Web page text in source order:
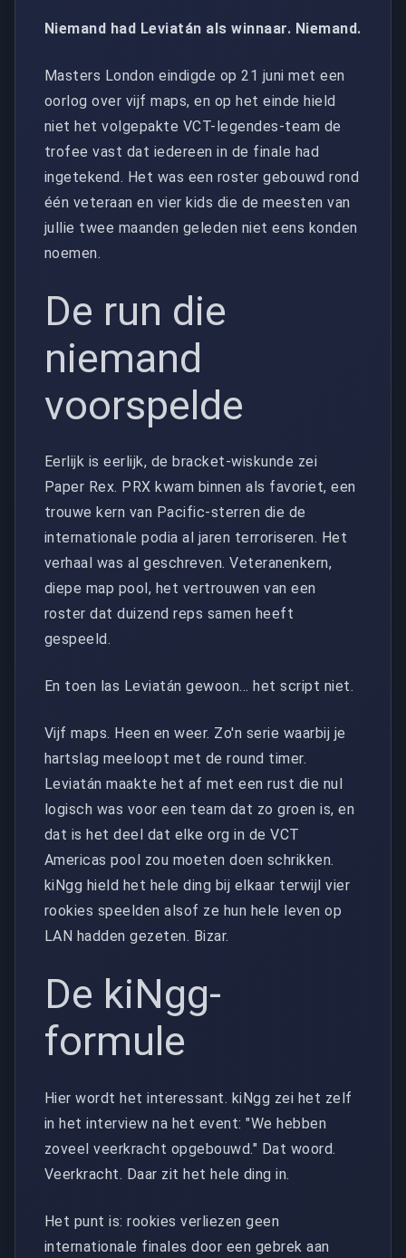
Niemand had Leviatán als winnaar. Niemand.
Masters London eindigde op 21 juni met een
oorlog over vijf maps, en op het einde hield
niet het volgepakte VCT-legendes-team de
trofee vast dat iedereen in de finale had
ingetekend. Het was een roster gebouwd rond
één veteraan en vier kids die de meesten van
jullie twee maanden geleden niet eens konden
noemen.
De run die
niemand
voorspelde
Eerlijk is eerlijk, de bracket-wiskunde zei
Paper Rex. PRX kwam binnen als favoriet, een
trouwe kern van Pacific-sterren die de
internationale podia al jaren terroriseren. Het
verhaal was al geschreven. Veteranenkern,
diepe map pool, het vertrouwen van een
roster dat duizend reps samen heeft
gespeeld.
En toen las Leviatán gewoon... het script niet.
Vijf maps. Heen en weer. Zo'n serie waarbij je
hartslag meeloopt met de round timer.
Leviatán maakte het af met een rust die nul
logisch was voor een team dat zo groen is, en
dat is het deel dat elke org in de VCT
Americas pool zou moeten doen schrikken.
kiNgg hield het hele ding bij elkaar terwijl vier
rookies speelden alsof ze hun hele leven op
LAN hadden gezeten. Bizar.
De kiNgg-
formule
Hier wordt het interessant. kiNgg zei het zelf
in het interview na het event: "We hebben
zoveel veerkracht opgebouwd." Dat woord.
Veerkracht. Daar zit het hele ding in.
Het punt is: rookies verliezen geen
internationale finales door een gebrek aan